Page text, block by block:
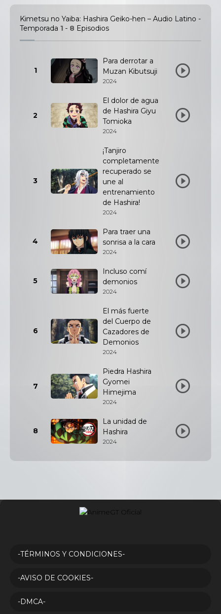
Kimetsu no Yaiba: Hashira Geiko-hen – Audio Latino -
Temporada 1 - 8 Episodios
1
Para derrotar a
Muzan Kibutsuji
2024
2
El dolor de agua
de Hashira Giyu
Tomioka
2024
3
¡Tanjiro
completamente
recuperado se
une al
entrenamiento
de Hashira!
2024
4
Para traer una
sonrisa a la cara
2024
5
Incluso comí
demonios
2024
6
El más fuerte
del Cuerpo de
Cazadores de
Demonios
2024
7
Piedra Hashira
Gyomei
Himejima
2024
8
La unidad de
Hashira
2024
-TÉRMINOS Y CONDICIONES-
-AVISO DE COOKIES-
-DMCA-